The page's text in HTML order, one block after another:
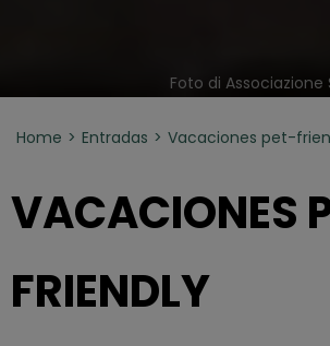
Foto di Associazione
Home Entradas Vacaciones pet-
VACACIONES
FRIENDLY